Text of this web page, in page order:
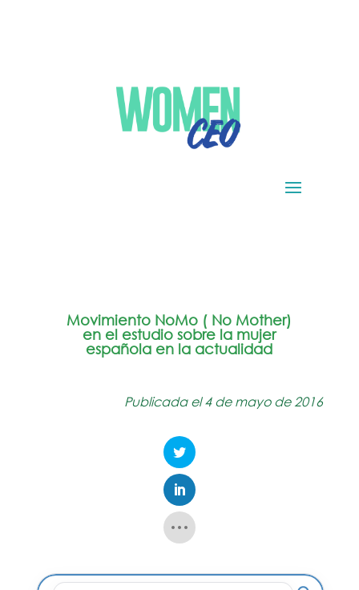
Movimiento NoMo ( No Mother)
en el estudio sobre la mujer
española en la actualidad
Publicada el 4 de mayo de 2016